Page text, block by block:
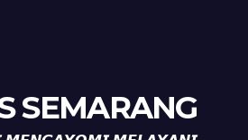
SEMARANG